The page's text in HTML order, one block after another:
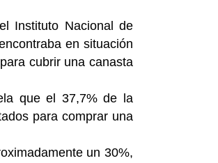
Instituto Nacional de
en situación
cubrir una canasta
que el 37,7% de la
para comprar una
un 30%,